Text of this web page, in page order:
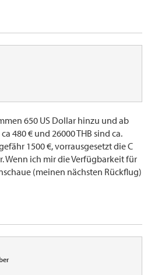
650 US Dollar hinzu und ab
480 € und 26000 THB sind ca.
1500 €, vorrausgesetzt die C
Wenn ich mir die Verfügbarkeit für
(meinen nächsten Rückflug)